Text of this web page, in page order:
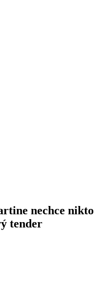
nechce nikto
tender